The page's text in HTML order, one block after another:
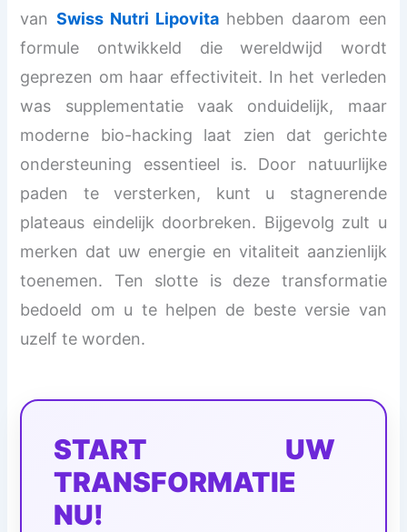
van Swiss Nutri Lipovita hebben daarom een
formule ontwikkeld die wereldwijd wordt
geprezen om haar effectiviteit. In het verleden
was supplementatie vaak onduidelijk, maar
moderne bio-hacking laat zien dat gerichte
ondersteuning essentieel is. Door natuurlijke
paden te versterken, kunt u stagnerende
plateaus eindelijk doorbreken. Bijgevolg zult u
merken dat uw energie en vitaliteit aanzienlijk
toenemen. Ten slotte is deze transformatie
bedoeld om u te helpen de beste versie van
uzelf te worden.
START UW
TRANSFORMATIE
NU!